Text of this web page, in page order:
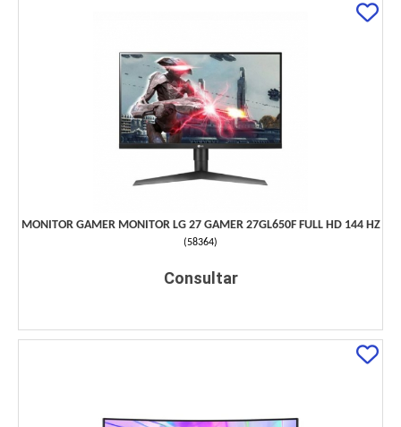
MONITOR GAMER MONITOR LG 27 GAMER 27GL650F FULL HD 144 HZ
(58364)
Consultar